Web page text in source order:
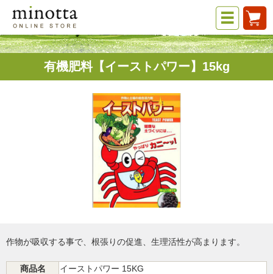
有機肥料【イーストパワー】15kg
作物が吸収する事で、根張りの促進、生理活性が高まります。
商品名
イーストパワー 15KG